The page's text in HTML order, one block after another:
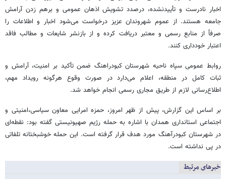
اخبار نادرست و تأییدنشده، درصدد تشویش اذهان عمومی و برهم زدن آرامش
جامعه هستند. از عموم شهروندان عزیز درخواست می‌شود اخبار و اطلاعات را
صرفاً از منابع رسمی و معتبر دریافت کرده و از بازنشر شایعات و مطالب فاقد
اعتبار خودداری کنند.
روابط عمومی سپاه ناحیه شهرستان کبودراهنگ ضمن تأکید بر امنیت، آرامش و
ثبات کامل در منطقه، اعلام می‌دارد در صورت وقوع هرگونه رویداد مهم،
اطلاع‌رسانی لازم از طریق مجاری رسمی انجام خواهد شد.
بر اساس این گزارش، پیش از ظهر امروز، حمزه امرایی معاون سیاسی،امنیتی و
اجتماعی استانداری همدان با اشاره به حمله رژیم صهیونیستی گفته بود: نقطه‌ای
در شهرستان کبودرآهنگ مورد هدف قرار گرفته است. این حمله خوشبختانه تلفاتی
در پی نداشته است.
خبرهای مرتبط